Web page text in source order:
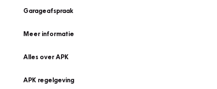
Garageafspraak
Meer informatie
Alles over APK
APK regelgeving